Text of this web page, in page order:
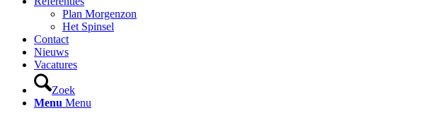
Plan Morgenzon
Het Spinsel
Contact
Nieuws
Vacatures
Zoek
Menu Menu